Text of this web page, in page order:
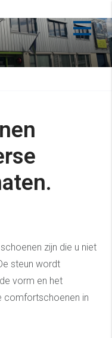
zijn die u niet
steun wordt
vorm en het
comfortschoenen in